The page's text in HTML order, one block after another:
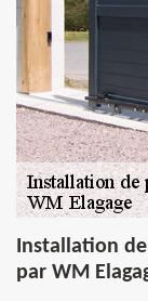
Installation
par WM